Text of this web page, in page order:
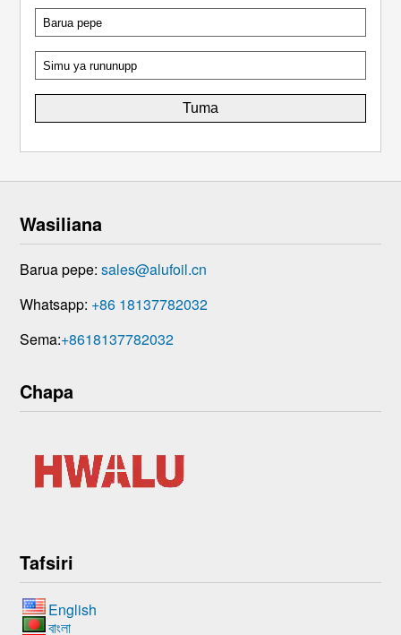
Wasiliana
Barua pepe:sales@alufoil.cn
Whatsapp: +86 18137782032
Sema:+8618137782032
Chapa
Tafsiri
English
বাংলা